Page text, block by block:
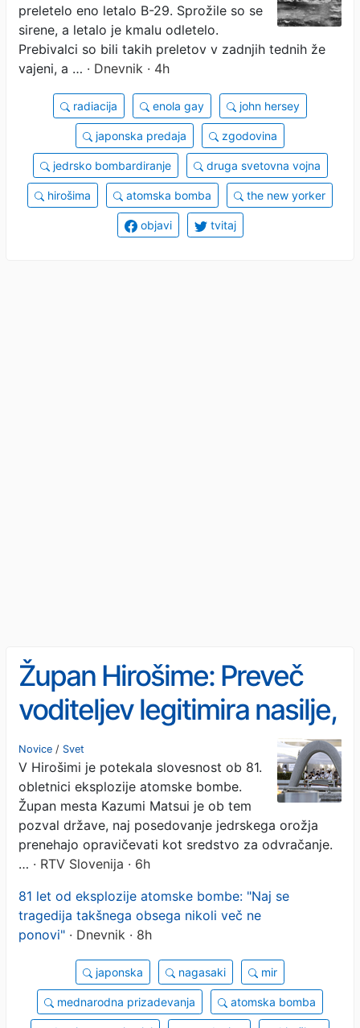
preletelo eno letalo B-29. Sprožile so se
sirene, a letalo je kmalu odletelo.
Prebivalci so bili takih preletov v zadnjih tednih že
vajeni, a … · Dnevnik · 4h
radiacija enola gay john hersey
japonska predaja zgodovina
jedrsko bombardiranje druga svetovna vojna
hirošima atomska bomba the new yorker
objavi tvitaj
Župan Hirošime: Preveč
voditeljev legitimira nasilje,
zato se svet brez
jedrskega orožja oddaljuje
Novice / Svet
V Hirošimi je potekala slovesnost ob 81.
obletnici eksplozije atomske bombe.
Župan mesta Kazumi Matsui je ob tem
pozval države, naj posedovanje jedrskega orožja
prenehajo opravičevati kot sredstvo za odvračanje.
… · RTV Slovenija · 6h
81 let od eksplozije atomske bombe: "Naj se
tragedija takšnega obsega nikoli več ne
ponovi" · Dnevnik · 8h
japonska nagasaki mir
mednarodna prizadevanja atomska bomba